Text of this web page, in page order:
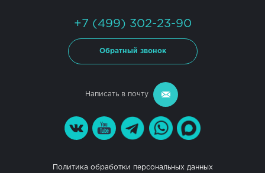
+7 (499) 302-23-90
Обратный звонок
Написать в почту
Политика обработки персональных данных